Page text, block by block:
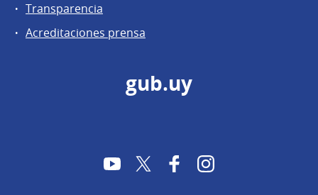
Transparencia
Acreditaciones prensa
gub.uy
YouTubeTwitter FacebookInstagram